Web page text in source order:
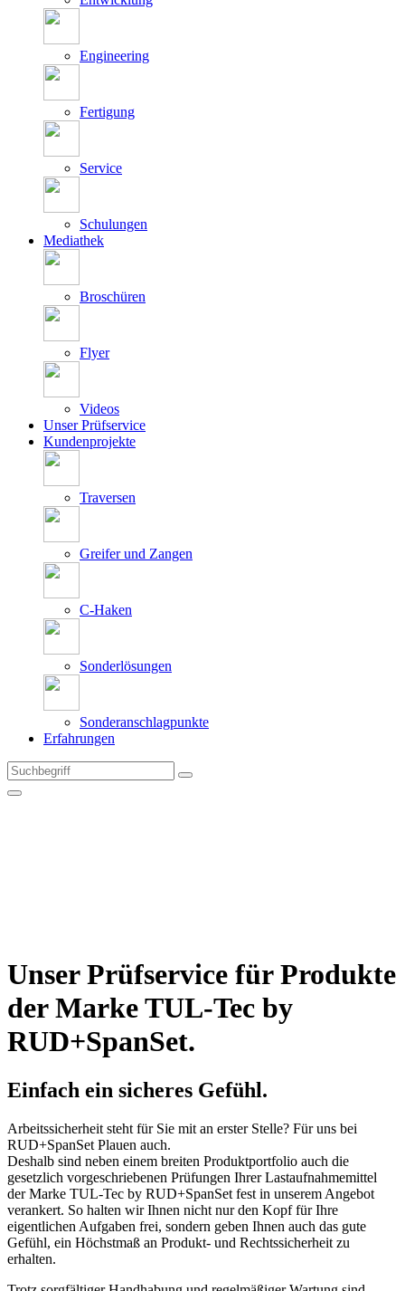
Engineering
Fertigung
Service
Schulungen
Mediathek
Broschüren
Flyer
Videos
Unser Prüfservice
Kundenprojekte
Traversen
Greifer und Zangen
C-Haken
Sonderlösungen
Sonderanschlagpunkte
Erfahrungen
Unser Prüfservice für Produkte
der Marke TUL-Tec by
RUD+SpanSet.
Einfach ein sicheres Gefühl.
Arbeitssicherheit steht für Sie mit an erster Stelle? Für uns bei
RUD+SpanSet Plauen auch.
Deshalb sind neben einem breiten Produktportfolio auch die
gesetzlich vorgeschriebenen Prüfungen Ihrer Lastaufnahmemittel
der Marke TUL-Tec by RUD+SpanSet fest in unserem Angebot
verankert. So halten wir Ihnen nicht nur den Kopf für Ihre
eigentlichen Aufgaben frei, sondern geben Ihnen auch das gute
Gefühl, ein Höchstmaß an Produkt- und Rechtssicherheit zu
erhalten.